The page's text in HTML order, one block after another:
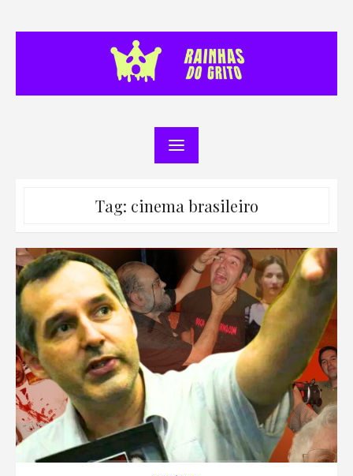
Tag: cinema brasileiro